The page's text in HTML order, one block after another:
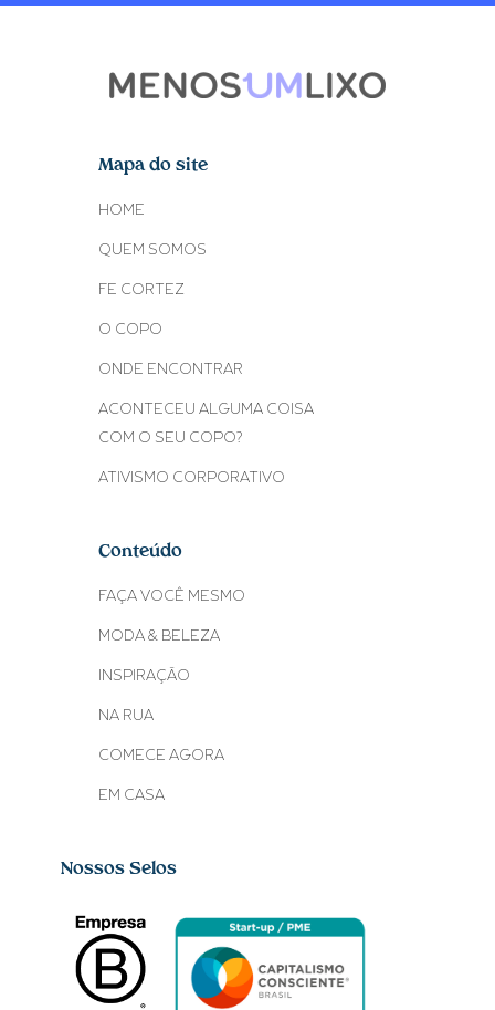
Mapa do site
HOME
QUEM SOMOS
FE CORTEZ
O COPO
ONDE ENCONTRAR
ACONTECEU ALGUMA COISA
COM O SEU COPO?
ATIVISMO CORPORATIVO
Conteúdo
FAÇA VOCÊ MESMO
MODA & BELEZA
INSPIRAÇÃO
NA RUA
COMECE AGORA
EM CASA
Nossos Selos